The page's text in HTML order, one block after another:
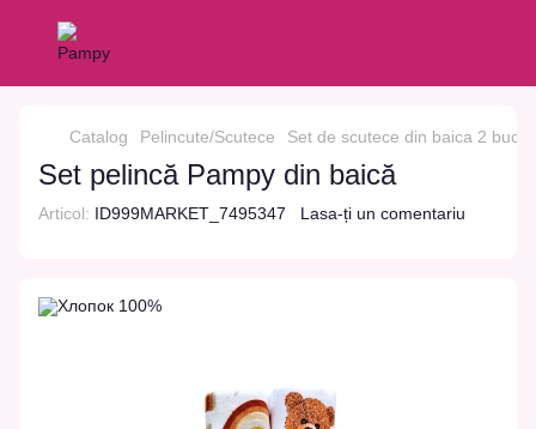
Catalog Pelincute/Scutece Set de scutece din baica 2 buc.
Set pelincă Pampy din baică
Articol: ID999MARKET_7495347 Lasa-ți un comentariu